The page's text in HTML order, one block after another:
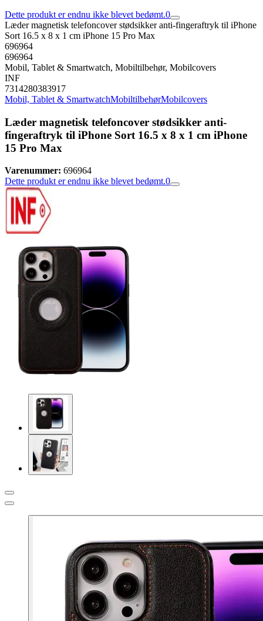
Dette produkt er endnu ikke blevet bedømt.0
Læder magnetisk telefoncover stødsikker anti-fingeraftryk til iPhone
Sort 16.5 x 8 x 1 cm iPhone 15 Pro Max
696964
696964
Mobil, Tablet & Smartwatch, Mobiltilbehør, Mobilcovers
INF
7314280383917
Mobil, Tablet & SmartwatchMobiltilbehørMobilcovers
Læder magnetisk telefoncover stødsikker anti-
fingeraftryk til iPhone Sort 16.5 x 8 x 1 cm iPhone
15 Pro Max
Varenummer: 696964
Dette produkt er endnu ikke blevet bedømt.0